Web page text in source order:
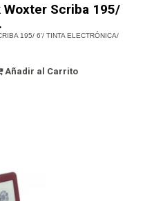
Scriba 195/
195/ 6'/ TINTA ELECTRÓNICA/
Añadir al Carrito